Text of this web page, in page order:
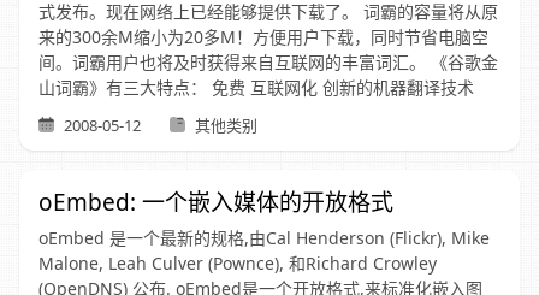
式发布。现在网络上已经能够提供下载了。 词霸的容量将从原
来的300余M缩小为20多M！方便用户下载，同时节省电脑空
间。词霸用户也将及时获得来自互联网的丰富词汇。 《谷歌金
山词霸》有三大特点： 免费 互联网化 创新的机器翻译技术
2008-05-12 其他类别
oEmbed: 一个嵌入媒体的开放格式
oEmbed 是一个最新的规格,由Cal Henderson (Flickr), Mike
Malone, Leah Culver (Pownce), 和Richard Crowley
(OpenDNS) 公布. oEmbed是一个开放格式,来标准化嵌入图